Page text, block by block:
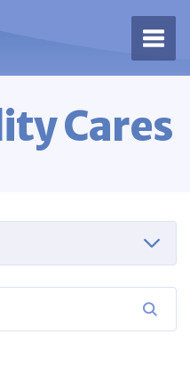
Abrir
Cares